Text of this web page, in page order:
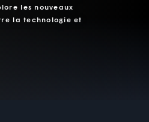
les nouveaux
la technologie et